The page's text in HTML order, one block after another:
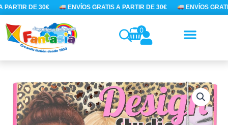
Ir
al
contenido
DE 30€ ENVÍOS GRATIS A PARTIR DE 30€ ENVÍOS
0